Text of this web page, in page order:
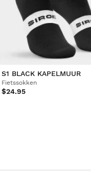
S1 BLACK KAPELMUUR
Fietssokken
$24.95